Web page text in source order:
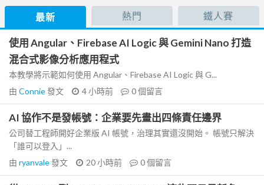
最新 熱門 鐵人賽
使用 Angular、Firebase AI Logic 與 Gemini Nano 打造
混合式影像分析應用程式
本教學將示範如何使用 Angular、Firebase AI Logic 與 G...
由 Connie發文 4 小時前 0個留言
AI 協作不是發帳號：企業要先畫出四條責任邊界
公司替工程師開好企業版 AI 帳號，治理其實還沒開始。 帳號只解決
「誰可以登入」...
由 ryanvale發文 20 小時前 0個留言